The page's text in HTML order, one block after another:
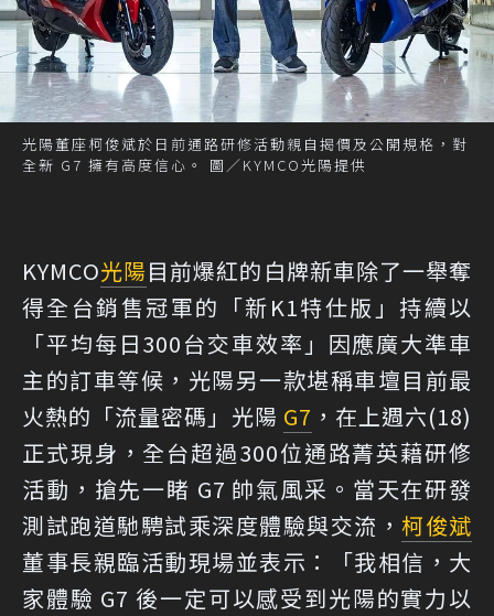
光陽董座柯俊斌於日前通路研修活動親自揭價及公開規格，對
全新 G7 擁有高度信心。 圖／KYMCO光陽提供
KYMCO光陽目前爆紅的白牌新車除了一舉奪
得全台銷售冠軍的「新K1特仕版」持續以
「平均每日300台交車效率」因應廣大準車
主的訂車等候，光陽另一款堪稱車壇目前最
火熱的「流量密碼」光陽 G7 ，在上週六(18)
正式現身，全台超過300位通路菁英藉研修
活動，搶先一睹 G7 帥氣風采。當天在研發
測試跑道馳騁試乘深度體驗與交流， 柯俊斌
董事長親臨活動現場並表示：「我相信，大
家體驗 G7 後一定可以感受到光陽的實力以